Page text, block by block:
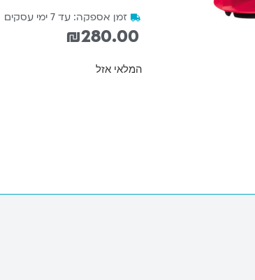
זמן אספקה: עד 7 ימי עסקים
₪280.00
המלאי אזל